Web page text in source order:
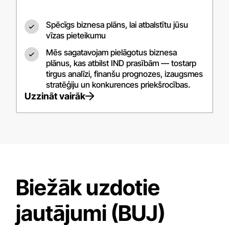
Spēcīgs biznesa plāns, lai atbalstītu jūsu
vīzas pieteikumu
Mēs sagatavojam pielāgotus biznesa
plānus, kas atbilst IND prasībām — tostarp
tirgus analīzi, finanšu prognozes, izaugsmes
stratēģiju un konkurences priekšrocības.
Uzzināt vairāk
Biežāk uzdotie
jautājumi (BUJ)